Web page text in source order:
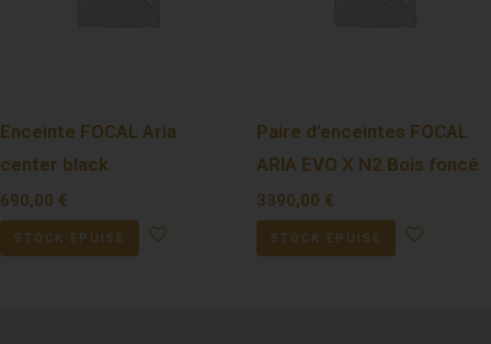
Enceinte FOCAL Aria
center black
690,00 €
STOCK ÉPUISÉ
Paire d’enceintes FOCAL
ARIA EVO X N2 Bois foncé
3390,00 €
STOCK ÉPUISÉ